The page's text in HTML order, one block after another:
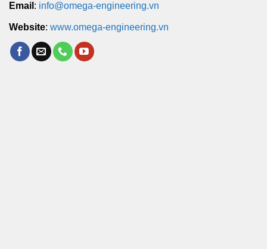
Email : info@omega-engineering.vn
Website: www.omega-engineering.vn